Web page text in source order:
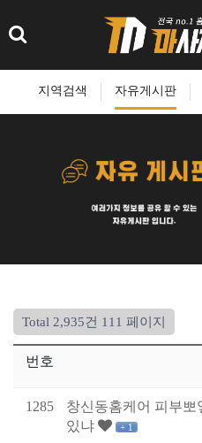
지역검색 자유게시판
Total 2,935건 111 페이지
번호
1285
창신동홈케어 피부뽀
있냐
+ 1